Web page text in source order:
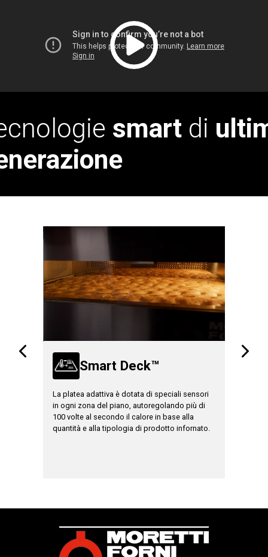
smart di
Smart Deck™
La platea adattiva è dotata di speciali sensori
in ogni zona del piano, autoregolando più di
100 volte al secondo il calore in base alla
quantità e alla tipologia di prodotto infornato.